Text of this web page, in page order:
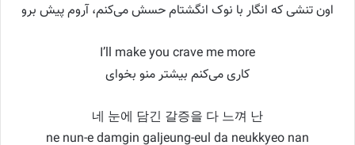
اون تنشی که انگار با نوک انگشتام حسش می‌کنم، آروم پیش برو
I’ll make you crave me more
کاری می‌کنم بیشتر منو بخوای
네 눈에 담긴 갈증을 다 느껴 난
ne nun-e damgin galjeung-eul da neukkyeo nan